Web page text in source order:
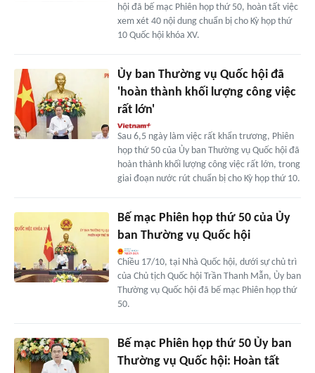
hội đã bế mạc Phiên họp thứ 50, hoàn tất việc
xem xét 40 nội dung chuẩn bị cho Kỳ họp thứ
10 Quốc hội khóa XV.
Ủy ban Thường vụ Quốc hội đã
'hoàn thành khối lượng công việc
rất lớn'
Sau 6,5 ngày làm việc rất khẩn trương, Phiên
họp thứ 50 của Ủy ban Thường vụ Quốc hội đã
hoàn thành khối lượng công việc rất lớn, trong
giai đoạn nước rút chuẩn bị cho Kỳ họp thứ 10.
Bế mạc Phiên họp thứ 50 của Ủy
ban Thường vụ Quốc hội
Chiều 17/10, tại Nhà Quốc hội, dưới sự chủ trì
của Chủ tịch Quốc hội Trần Thanh Mẫn, Ủy ban
Thường vụ Quốc hội đã bế mạc Phiên họp thứ
50.
Bế mạc Phiên họp thứ 50 Ủy ban
Thường vụ Quốc hội: Hoàn tất